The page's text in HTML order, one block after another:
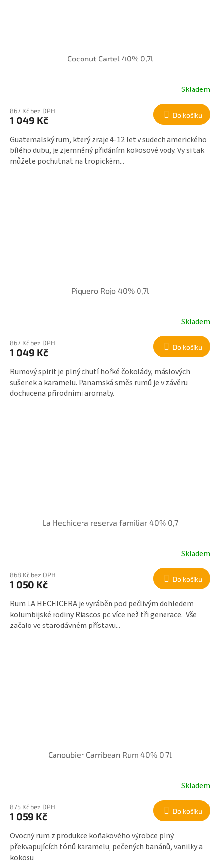
Coconut Cartel 40% 0,7l
Skladem
867 Kč bez DPH
1 049 Kč Do košíku
Guatemalský rum, který zraje 4-12 let v sudech amerického
bílého dubu, je zjemněný přidáním kokosové vody. Vy si tak
můžete pochutnat na tropickém...
Piquero Rojo 40% 0,7l
Skladem
867 Kč bez DPH
1 049 Kč Do košíku
Rumový spirit je plný chutí hořké čokolády, máslových
sušenek a karamelu. Panamská směs rumů je v závěru
dochucena přírodními aromaty.
La Hechicera reserva familiar 40% 0,7
Skladem
868 Kč bez DPH
1 050 Kč Do košíku
Rum LA HECHICERA je vyráběn pod pečlivým dohledem
kolumbijské rodiny Riascos po více než tři generace. Vše
začalo ve starodávném přístavu...
Canoubier Carribean Rum 40% 0,7l
Skladem
875 Kč bez DPH
1 059 Kč Do košíku
Ovocný rum z produkce koňakového výrobce plný
překvapujících tónů karamelu, pečených banánů, vanilky a
kokosu